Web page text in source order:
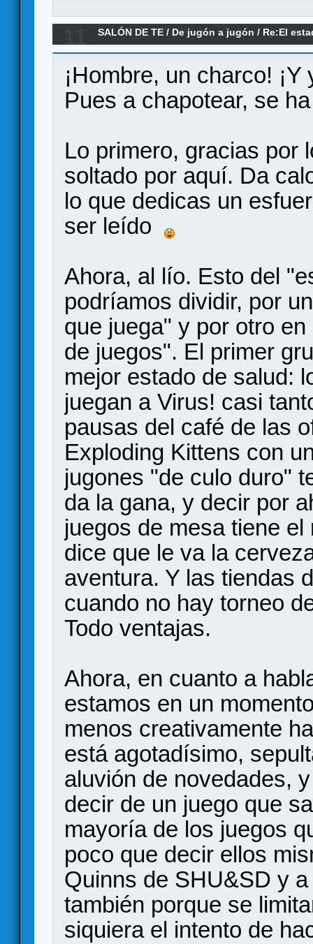
SALÓN DE TE / De jugón a jugón / Re:El
¡Hombre, un charco!
Pues a chapotear, se
Lo primero, gracias por
soltado por aquí. Da
lo que dedicas un
ser leído
Ahora, al lío. Esto del
podríamos dividir, por
que juega" y por otro
de juegos". El primer
mejor estado de salud:
juegan a Virus! casi
pausas del café de las
Exploding Kittens con
jugones "de culo duro"
da la gana, y decir por
juegos de mesa tiene
dice que le va la
aventura. Y las tiendas
cuando no hay torneo
Todo ventajas.
Ahora, en cuanto a
estamos en un
menos creativamente
está agotadísimo,
aluvión de novedades,
decir de un juego que
mayoría de los juegos
poco que decir ellos
Quinns de SHU&SD y
también porque se
siquiera el intento de